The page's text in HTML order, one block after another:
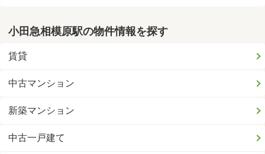
小田急相模原駅の物件情報を探す
賃貸
中古マンション
新築マンション
中古一戸建て